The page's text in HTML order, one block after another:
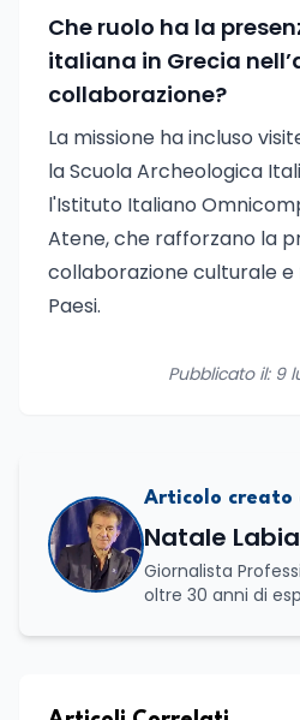
Che ruolo ha la
italiana in Grecia
collaborazione?
La missione ha incluso
la Scuola Archeologica
l'Istituto Italiano
Atene, che rafforzano la
collaborazione culturale
Paesi.
Pubblicato il: 9
Articolo creato
Natale Labia
Giornalista
oltre 30 anni di
all’Università La
occupo di politica e